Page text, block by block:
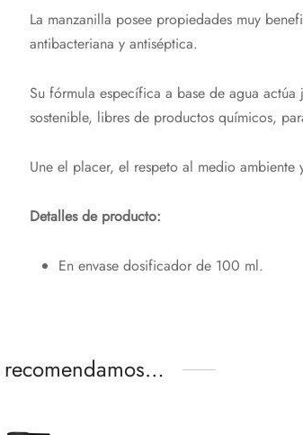
Nos
La manzanilla posee propiedades muy
antibacteriana y antiséptica.
Su fórmula específica a base de agua
sostenible, libres de productos químicos,
Une el placer, el respeto al medio
Detalles de producto:
En envase dosificador de 100 ml.
recomendamos…